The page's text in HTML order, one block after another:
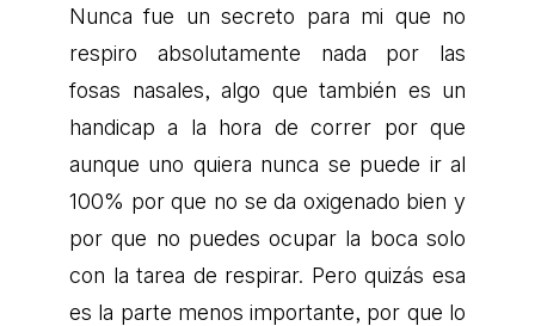
Nunca fue un secreto para mi que no
respiro absolutamente nada por las
fosas nasales, algo que también es un
handicap a la hora de correr por que
aunque uno quiera nunca se puede ir al
100% por que no se da oxigenado bien y
por que no puedes ocupar la boca solo
con la tarea de respirar. Pero quizás esa
es la parte menos importante, por que lo